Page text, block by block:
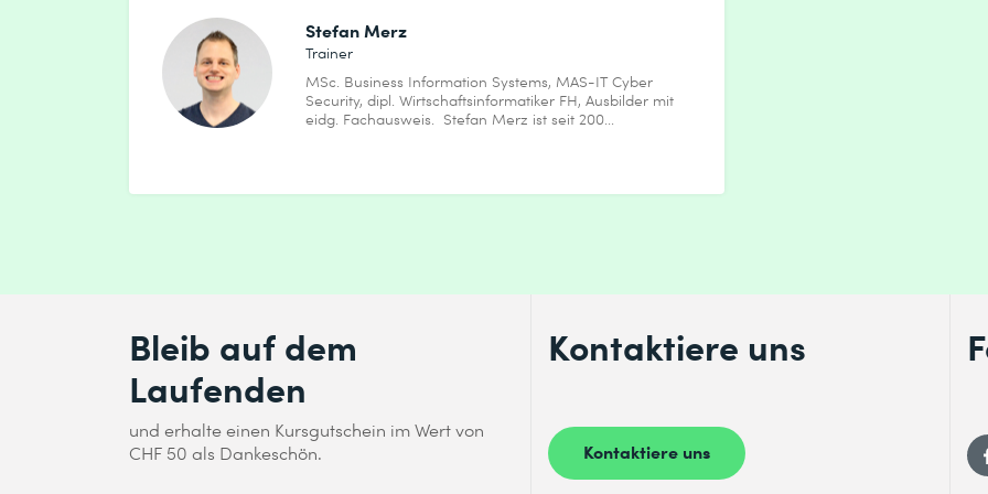
Konfigurieren von Exchange Server für Outlook
Konfigurieren von Outlook im Web
Konfigurieren von Microsoft Exchange ActiveSync
Lektionen
Lab: DAGs implementieren
Lab: Implementierung und Test von Hochverfügbarkeit
Stefan Merz
Trainer
MSc. Business Information Systems, MAS-IT Cyber
Security, dipl. Wirtschaftsinformatiker FH, Ausbilder mit
eidg. Fachausweis. Stefan Merz ist seit 200...
Bleib auf dem
Laufenden
und erhalte einen Kursgutschein im Wert von
CHF 50 als Dankeschön.
Kontaktiere uns
Kontaktiere uns